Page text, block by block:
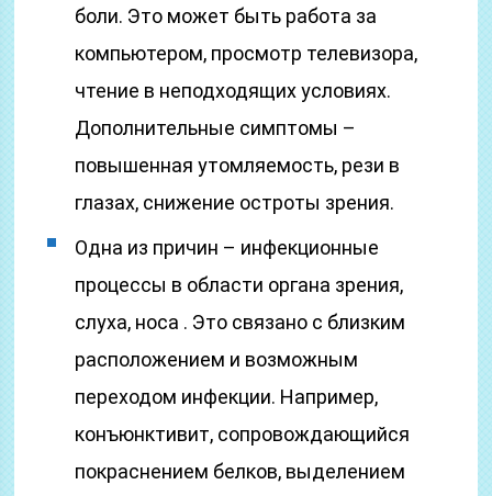
боли. Это может быть работа за
компьютером, просмотр телевизора,
чтение в неподходящих условиях.
Дополнительные симптомы –
повышенная утомляемость, рези в
глазах, снижение остроты зрения.
Одна из причин – инфекционные
процессы в области органа зрения,
слуха, носа . Это связано с близким
расположением и возможным
переходом инфекции. Например,
конъюнктивит, сопровождающийся
покраснением белков, выделением